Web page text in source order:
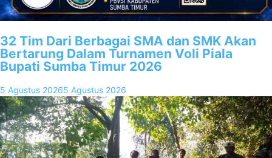
32 Tim Dari Berbagai SMA dan SMK Akan
Bertarung Dalam Turnamen Voli Piala
Bupati Sumba Timur 2026
5 Agustus 20265 Agustus 2026